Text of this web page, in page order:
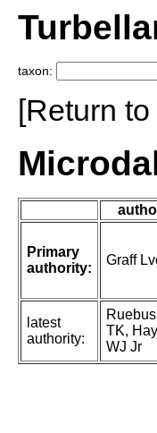
taxon:
[Return
Primary
authority:
Graff
latest
authority:
TK,
WJ Jr